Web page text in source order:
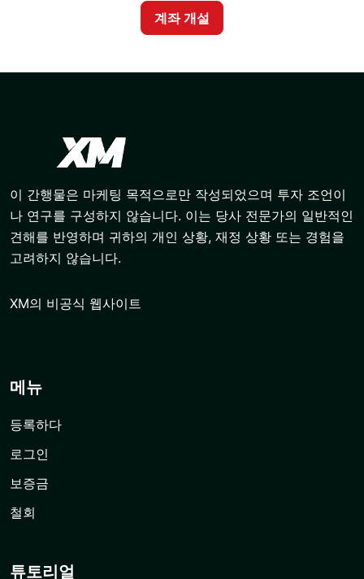
계좌 개설
이 간행물은 마케팅 목적으로만 작성되었으며 투자 조언이
나 연구를 구성하지 않습니다. 이는 당사 전문가의 일반적인
견해를 반영하며 귀하의 개인 상황, 재정 상황 또는 경험을
고려하지 않습니다.
XM의 비공식 웹사이트
메뉴
등록하다
로그인
보증금
철회
튜토리얼